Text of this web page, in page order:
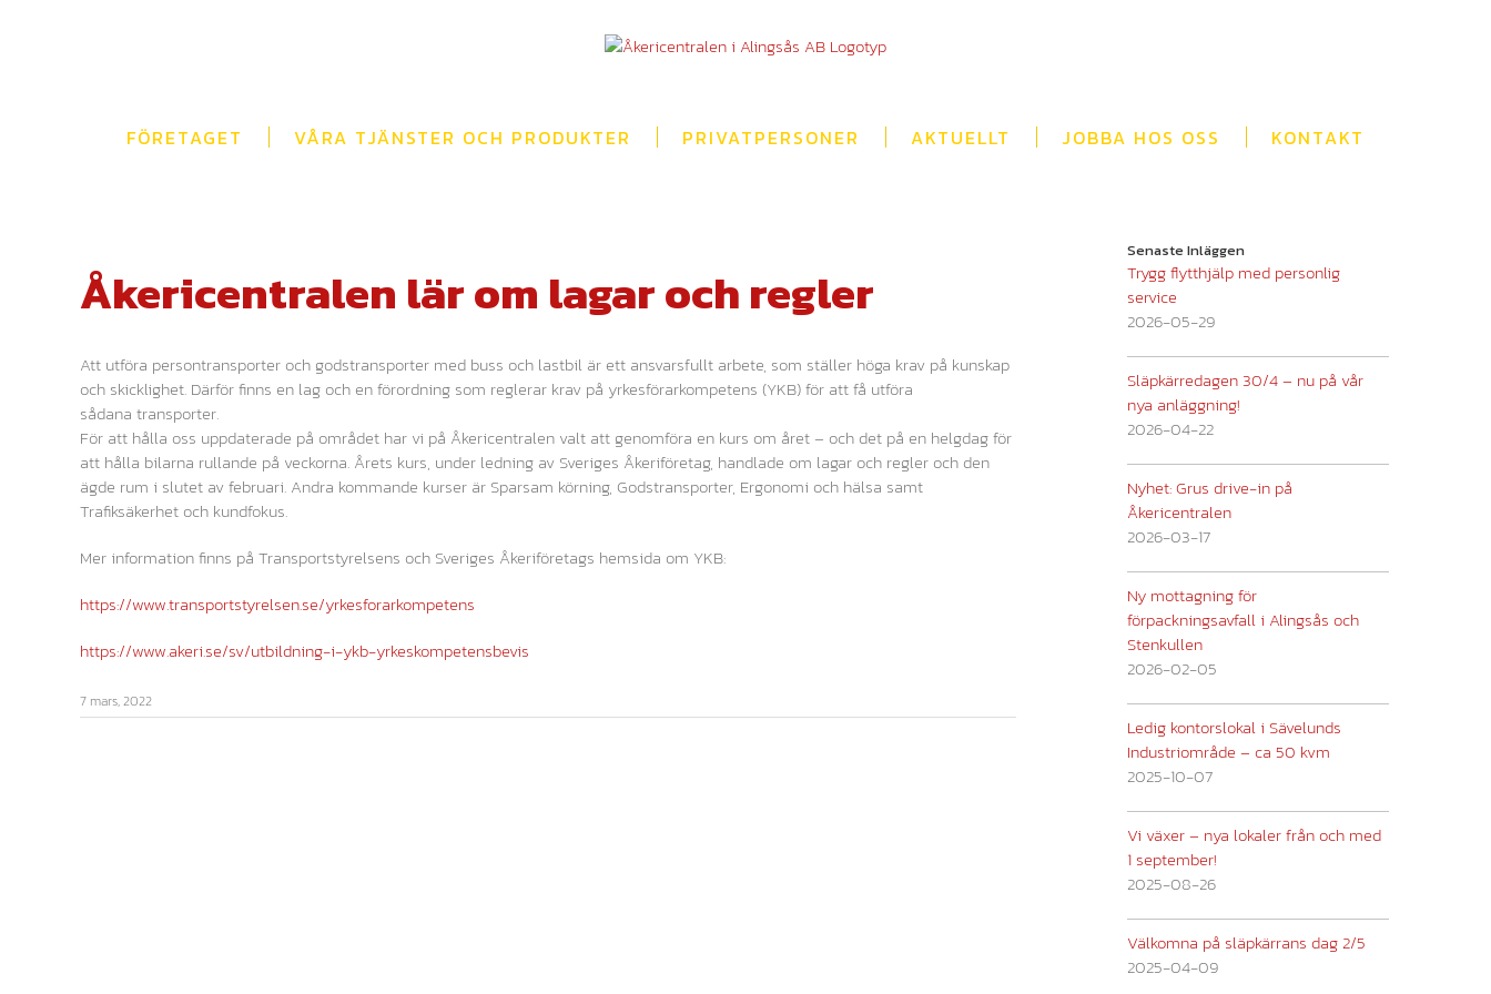
FÖRETAGET VÅRA TJÄNSTER OCH PRODUKTER PRIVATPERSONER AKTUELLT JOBBA HOS OSS KONTAKT
större
bild
Åkericentralen lär om lagar och regler
Att utföra persontransporter och godstransporter med buss och lastbil är ett ansvarsfullt arbete, som ställer höga krav på kunskap
och skicklighet. Därför finns en lag och en förordning som reglerar krav på yrkesförarkompetens (YKB) för att få utföra
sådana transporter.
För att hålla oss uppdaterade på området har vi på Åkericentralen valt att genomföra en kurs om året – och det på en helgdag för
att hålla bilarna rullande på veckorna. Årets kurs, under ledning av Sveriges Åkeriföretag, handlade om lagar och regler och den
ägde rum i slutet av februari. Andra kommande kurser är Sparsam körning, Godstransporter, Ergonomi och hälsa samt
Trafiksäkerhet och kundfokus.
Mer information finns på Transportstyrelsens och Sveriges Åkeriföretags hemsida om YKB:
https://www.transportstyrelsen.se/yrkesforarkompetens
https://www.akeri.se/sv/utbildning-i-ykb-yrkeskompetensbevis
7 mars, 2022
Senaste Inläggen
Trygg flytthjälp med personlig
service
2026-05-29
Släpkärredagen 30/4 – nu på vår
nya anläggning!
2026-04-22
Nyhet: Grus drive-in på
Åkericentralen
2026-03-17
Ny mottagning för
förpackningsavfall i Alingsås och
Stenkullen
2026-02-05
Ledig kontorslokal i Sävelunds
Industriområde – ca 50 kvm
2025-10-07
Vi växer – nya lokaler från och med
1 september!
2025-08-26
Välkomna på släpkärrans dag 2/5
2025-04-09